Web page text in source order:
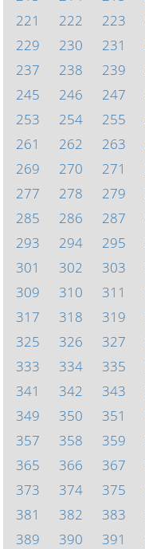
221
222 223
229
230 231
237
238 239
245
246 247
253
254 255
261
262 263
269
270 271
277
278 279
285
286 287
293
294 295
301
302 303
309
310 311
317
318 319
325
326 327
333
334 335
341
342 343
349
350 351
357
358 359
365
366 367
373
374 375
381
382 383
389
390 391